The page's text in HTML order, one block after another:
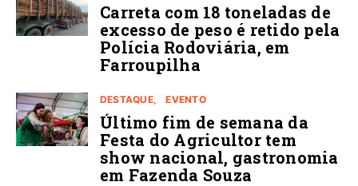
Carreta com 18 toneladas de
excesso de peso é retido pela
Polícia Rodoviária, em
Farroupilha
DESTAQUE EVENTO
Último fim de semana da
Festa do Agricultor tem
show nacional, gastronomia
em Fazenda Souza